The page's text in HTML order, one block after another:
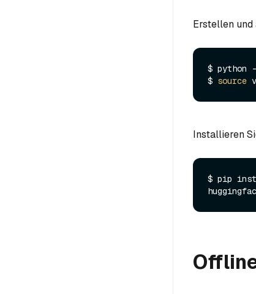
Erstellen
$ python -
$ source
Installieren
$ pip